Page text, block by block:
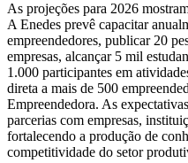
As projeções para 2026
A Enedes prevê capacitar
empreendedores, publicar 20
empresas, alcançar 5 mil
1.000 participantes em
direta a mais de 500
Empreendedora. As
parcerias com empresas,
fortalecendo a produção de
competitividade do setor